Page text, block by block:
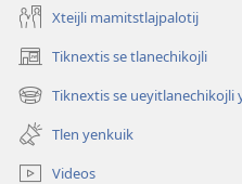
Xteijli mamitstlajpalotij
Tiknextis se tlanechikojli
(abre
una
nueva
ventana)
Tiknextis se ueyitlanechikojli
(abre
una
nueva
ventana)
Tlen yenkuik
Videos